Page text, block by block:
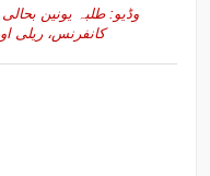
کانفرنس، ریلی اور